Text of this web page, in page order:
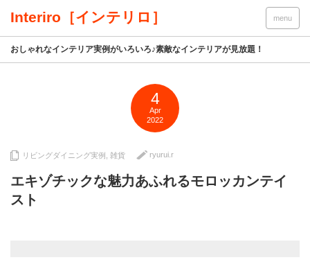
Interiro［インテリロ］ menu
おしゃれなインテリア実例がいろいろ♪素敵なインテリアが見放題！
4
Apr
2022
リビングダイニング実例 雑貨 ryurui.r
エキゾチックな魅力あふれるモロッカンテイ
スト